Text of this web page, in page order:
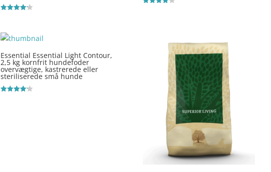
Essential Essential Light Contour,
2,5 kg kornfrit hundefoder
overvægtige, kastrerede eller
steriliserede små hunde